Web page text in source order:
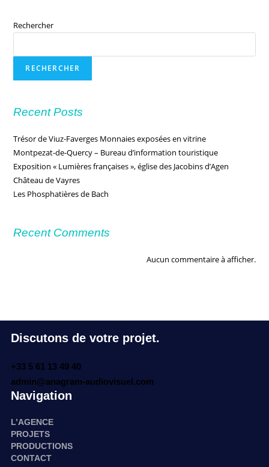
Rechercher
RECHERCHER
Recent Posts
Trésor de Viuz-Faverges Monnaies exposées en vitrine
Montpezat-de-Quercy – Bureau d’information touristique
Exposition « Lumières françaises », église des Jacobins d’Agen
Château de Vayres
Les Phosphatières de Bach
Recent Comments
Aucun commentaire à afficher.
Discutons de votre projet.
+33 5 61 13 49 40
admin@anagram-audiovisuel.com
Navigation
L’AGENCE
PROJETS
PRODUCTIONS
CONTACT